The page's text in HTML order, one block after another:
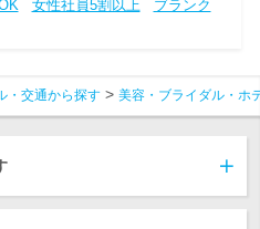
女性社員5割以上
ブランク
・交通から探す 美容・ブライダル・ホ